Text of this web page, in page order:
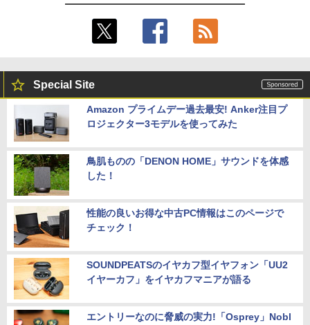
Special Site
Amazon プライムデー過去最安! Anker注目プ
ロジェクター3モデルを使ってみた
鳥肌ものの「DENON HOME」サウンドを体感
した！
性能の良いお得な中古PC情報はこのページで
チェック！
SOUNDPEATSのイヤカフ型イヤフォン「UU2
イヤーカフ」をイヤカフマニアが語る
エントリーなのに脅威の実力!「Osprey」Nobl